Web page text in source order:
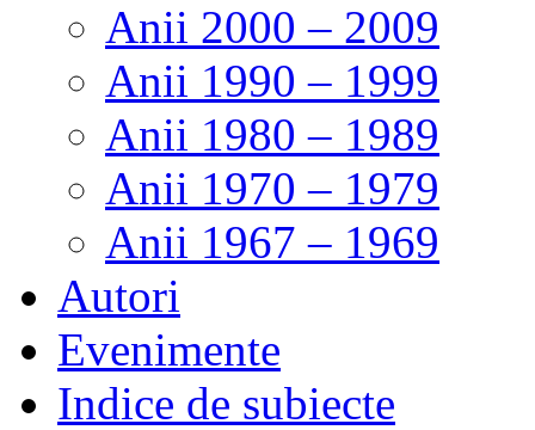
Anii 2000 – 2009
Anii 1990 – 1999
Anii 1980 – 1989
Anii 1970 – 1979
Anii 1967 – 1969
Autori
Evenimente
Indice de subiecte